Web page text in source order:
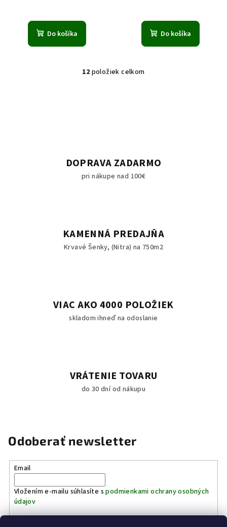
Do košíka Do košíka
O
i
e
p
y
v
ý
12 položiek celkom
DOPRAVA ZADARMO
pri nákupe nad 100€
KAMENNÁ PREDAJŇA
Krvavé Šenky, (Nitra) na 750m2
VIAC AKO 4000 POLOŽIEK
skladom ihneď na odoslanie
VRÁTENIE TOVARU
do 30 dní od nákupu
Odoberať newsletter
Email
Vložením e-mailu súhlasíte spodmienkami ochrany osobných
údajov